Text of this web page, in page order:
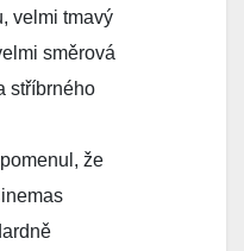
velmi tmavý
směrová
stříbrného
že